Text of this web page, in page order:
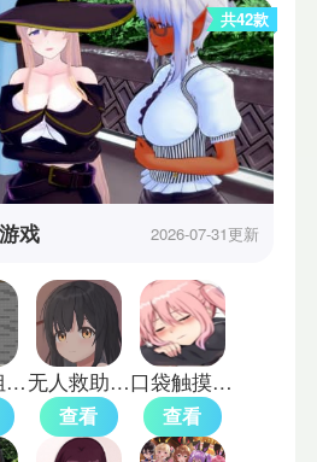
共42款
戏 2026-07-31更新
房东小姐姐模拟器恋爱模拟游戏 无人救助之地slg
查看
口袋触摸模拟器直装版
查看